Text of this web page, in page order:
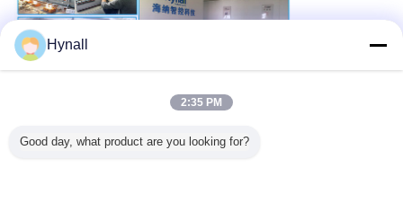
Hynall
2:35 PM
Good day, what product are you looking for?